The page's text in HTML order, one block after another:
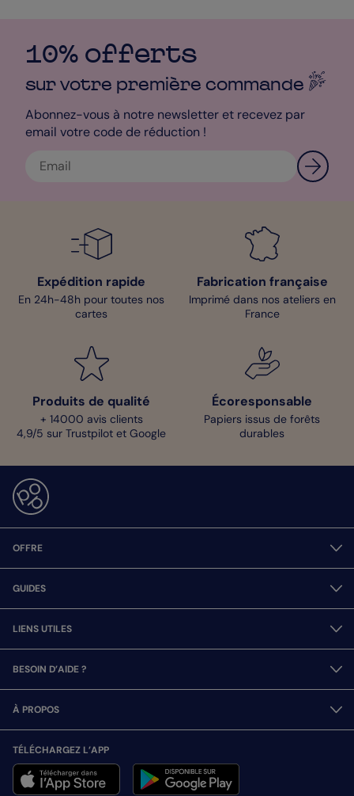
10% offerts
sur votre première commande
Abonnez-vous à notre newsletter et recevez par
email votre code de réduction !
Expédition rapide
En 24h-48h pour toutes nos
cartes
Fabrication française
Imprimé dans nos ateliers en
France
Produits de qualité
+ 14000 avis clients
4,9/5 sur Trustpilot et Google
Écoresponsable
Papiers issus de forêts
durables
OFFRE
GUIDES
LIENS UTILES
BESOIN D’AIDE ?
À PROPOS
TÉLÉCHARGEZ L’APP